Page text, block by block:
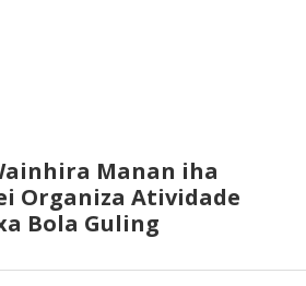
Manan iha
Organiza Atividade
Bola Guling